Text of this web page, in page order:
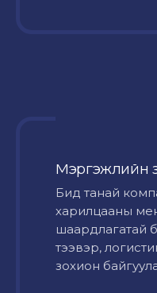
Мэргэжлийн
Бид танай
харилцааны
шаардлагатай
тээвэр,
зохион